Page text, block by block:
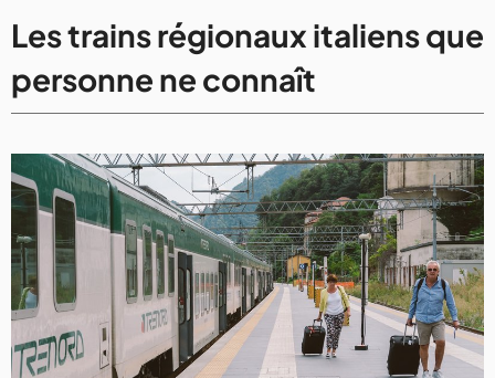
Les trains régionaux italiens que
personne ne connaît